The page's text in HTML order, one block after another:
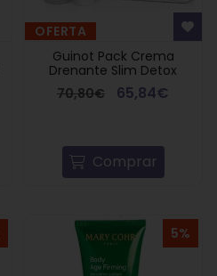
OFERTA
Guinot Pack Crema
Drenante Slim Detox
70,80€
65,84€
Comprar
5%